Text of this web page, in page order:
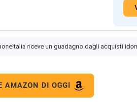
riceve un guadagno dagli acquisti
AMAZON DI OGGI